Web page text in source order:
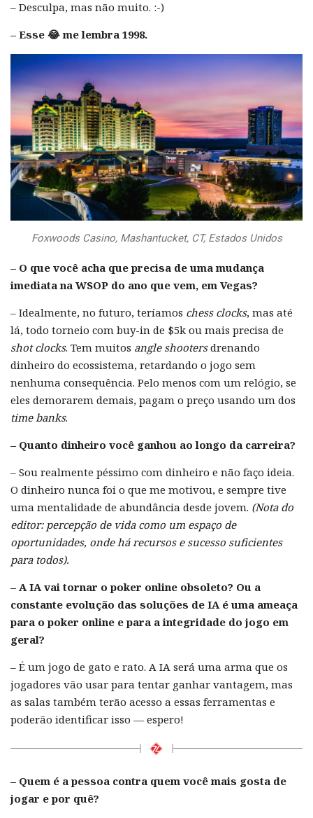
– Desculpa, mas não muito. :-)
– Esse 😂 me lembra 1998.
Foxwoods Casino, Mashantucket, CT, Estados Unidos
– O que você acha que precisa de uma mudança
imediata na WSOP do ano que vem, em Vegas?
– Idealmente, no futuro, teríamos chess clocks, mas até
lá, todo torneio com buy-in de $5k ou mais precisa de
shot clocks. Tem muitos angle shootersdrenando
dinheiro do ecossistema, retardando o jogo sem
nenhuma consequência. Pelo menos com um relógio, se
eles demorarem demais, pagam o preço usando um dos
time banks.
– Quanto dinheiro você ganhou ao longo da carreira?
– Sou realmente péssimo com dinheiro e não faço ideia.
O dinheiro nunca foi o que me motivou, e sempre tive
uma mentalidade de abundância desde jovem. (Nota do
editor: percepção de vida como um espaço de
oportunidades, onde há recursos e sucesso suficientes
para todos).
– A IA vai tornar o poker online obsoleto? Ou a
constante evolução das soluções de IA é uma ameaça
para o poker online e para a integridade do jogo em
geral?
– É um jogo de gato e rato. A IA será uma arma que os
jogadores vão usar para tentar ganhar vantagem, mas
as salas também terão acesso a essas ferramentas e
poderão identificar isso — espero!
– Quem é a pessoa contra quem você mais gosta de
jogar e por quê?